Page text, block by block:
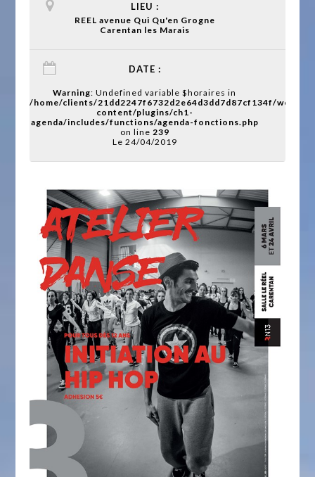
LIEU :
REEL avenue Qui Qu'en Grogne
Carentan les Marais
DATE :
Warning: Undefined variable $horaires in
/home/clients/21dd2247f6732d2e64d3dd7d87cf134f/web/
content/plugins/ch1-
agenda/includes/functions/agenda-fonctions.php
on line 239
Le 24/04/2019